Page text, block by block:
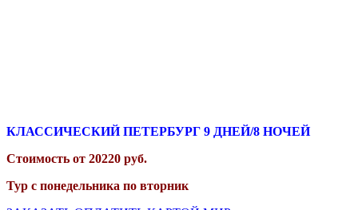
КЛАССИЧЕСКИЙ ПЕТЕРБУРГ 9 ДНЕЙ/8 НОЧЕЙ
Стоимость от 20220 руб.
Тур с понедельника по вторник